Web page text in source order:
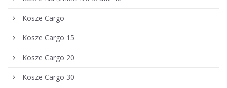
Kosze Cargo
Kosze Cargo 15
Kosze Cargo 20
Kosze Cargo 30